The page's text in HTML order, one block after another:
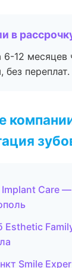
в
6-12 месяцев
без переплат.
Implant Care —
Esthetic
Smile